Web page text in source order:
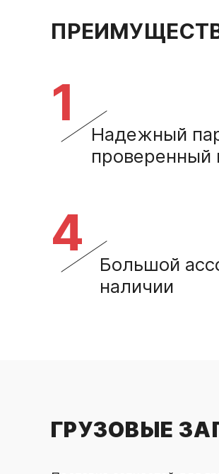
1
Надежный
проверенный
4
Большой
наличии
ГРУЗОВЫЕ